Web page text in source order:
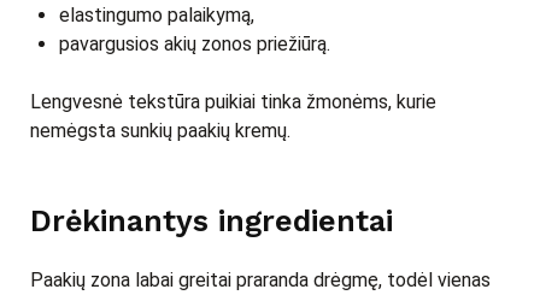
elastingumo palaikymą,
pavargusios akių zonos priežiūrą.
Lengvesnė tekstūra puikiai tinka žmonėms, kurie
nemėgsta sunkių paakių kremų.
Drėkinantys ingredientai
Paakių zona labai greitai praranda drėgmę, todėl vienas